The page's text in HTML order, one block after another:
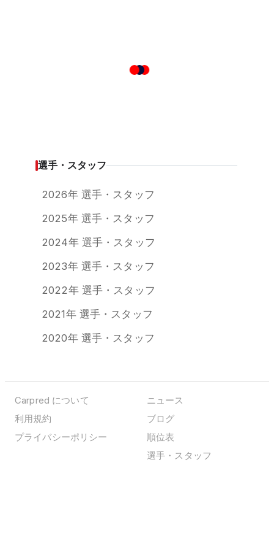
選手・スタッフ
2026年 選手・スタッフ
2025年 選手・スタッフ
2024年 選手・スタッフ
2023年 選手・スタッフ
2022年 選手・スタッフ
2021年 選手・スタッフ
2020年 選手・スタッフ
Carpred について
利用規約
プライバシーポリシー
ニュース
ブログ
順位表
選手・スタッフ